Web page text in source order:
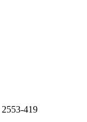
2553-419